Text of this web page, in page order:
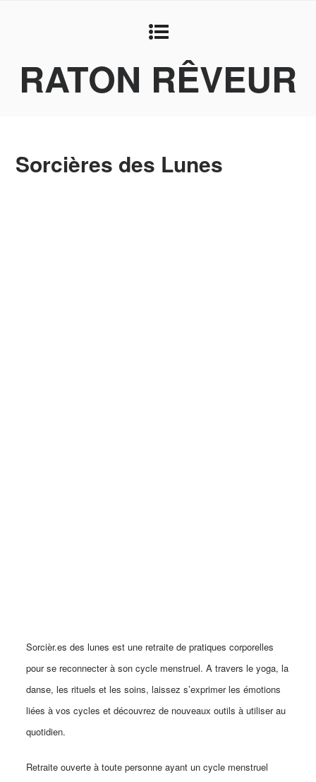
RATON RÊVEUR
Sorcières des Lunes
Sorcièr.es des lunes est une retraite de pratiques corporelles
pour se reconnecter à son cycle menstruel. A travers le yoga, la
danse, les rituels et les soins, laissez s’exprimer les émotions
liées à vos cycles et découvrez de nouveaux outils à utiliser au
quotidien.
Retraite ouverte à toute personne ayant un cycle menstruel